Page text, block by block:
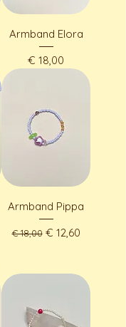
Armband Elora
Preis
€ 18,00
Armband Pippa
Standardpreis
€ 18,00 Sale-Preis
€ 12,60